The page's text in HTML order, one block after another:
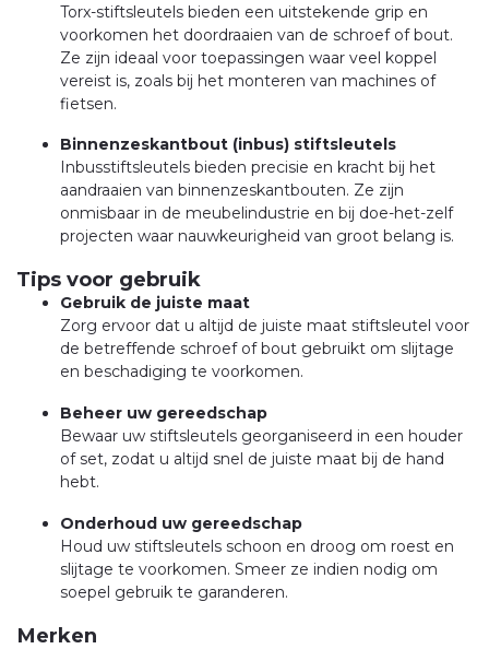
Torx-stiftsleutels bieden een uitstekende grip en
voorkomen het doordraaien van de schroef of bout.
Ze zijn ideaal voor toepassingen waar veel koppel
vereist is, zoals bij het monteren van machines of
fietsen.
Binnenzeskantbout (inbus) stiftsleutels
Inbusstiftsleutels bieden precisie en kracht bij het
aandraaien van binnenzeskantbouten. Ze zijn
onmisbaar in de meubelindustrie en bij doe-het-zelf
projecten waar nauwkeurigheid van groot belang is.
Tips voor gebruik
Gebruik de juiste maat
Zorg ervoor dat u altijd de juiste maat stiftsleutel voor
de betreffende schroef of bout gebruikt om slijtage
en beschadiging te voorkomen.
Beheer uw gereedschap
Bewaar uw stiftsleutels georganiseerd in een houder
of set, zodat u altijd snel de juiste maat bij de hand
hebt.
Onderhoud uw gereedschap
Houd uw stiftsleutels schoon en droog om roest en
slijtage te voorkomen. Smeer ze indien nodig om
soepel gebruik te garanderen.
Merken